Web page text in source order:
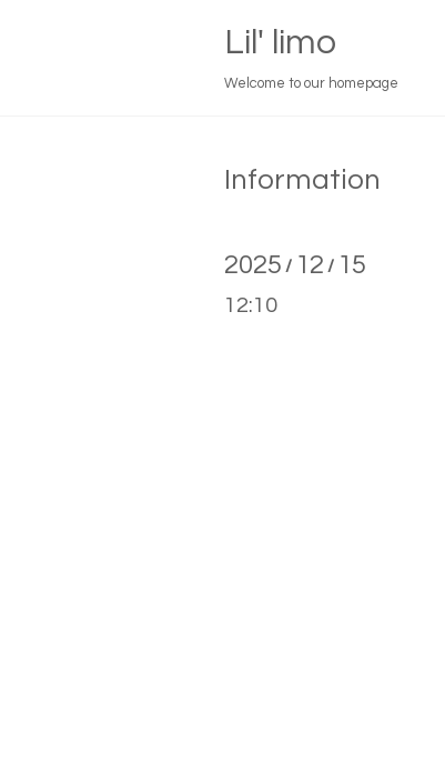
Lil' limo
Welcome to our homepage
Information
2025 / 12 / 15
12:10